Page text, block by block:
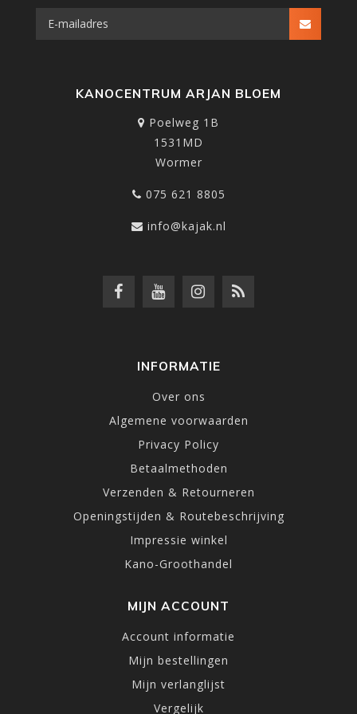
KANOCENTRUM ARJAN BLOEM
Poelweg 1B
1531MD
Wormer
075 621 8805
info@kajak.nl
INFORMATIE
Over ons
Algemene voorwaarden
Privacy Policy
Betaalmethoden
Verzenden & Retourneren
Openingstijden & Routebeschrijving
Impressie winkel
Kano-Groothandel
MIJN ACCOUNT
Account informatie
Mijn bestellingen
Mijn verlanglijst
Vergelijk